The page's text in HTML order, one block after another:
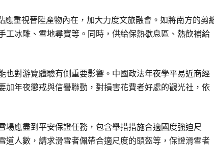
應重視晉陞產物內在，加大力度文旅融會。如將南方的剪
冰雕、雪地尋寶等。同時，供給保熱歇息區、熱飲補給
對游覽體驗有側重要影響。中國政法年夜學平易近商經
年夜懲戒與信譽聯動，對損害花費者好處的觀光社，依
應盡到平安保證任務，包含舉措措施合適國度強迫尺
人數，請求滑雪者佩帶合適尺度的頭盔等，保證滑雪者